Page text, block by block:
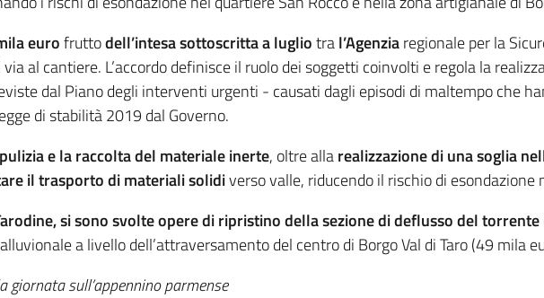
eurofruttodell’intesa sottoscritta a lugliotral’Agenziaregionale per la
al cantiere. L’accordo definisce il ruolo dei soggetti coinvolti e regola la
dal Piano degli interventi urgenti - causati dagli episodi di maltempo che
di stabilità 2019 dal Governo.
pulizia e la raccolta del materiale inerte, oltre allarealizzazione di una soglia
il trasporto di materiali solidiverso valle, riducendo il rischio di
si sono svolte opere diripristino della sezione di deflusso del torrente
a livello dell’attraversamento del centro di Borgo Val di Taro (49 mila
giornata sull’appennino parmense